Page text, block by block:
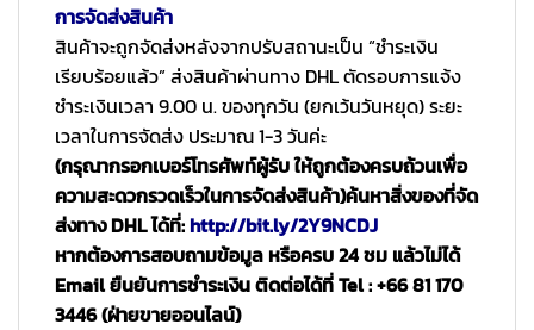
การจัดส่งสินค้า
สินค้าจะถูกจัดส่งหลังจากปรับสถานะเป็น “ชำระเงิน
เรียบร้อยแล้ว” ส่งสินค้าผ่านทาง DHL ตัดรอบการแจ้ง
ชำระเงินเวลา 9.00 น. ของทุกวัน (ยกเว้นวันหยุด) ระยะ
เวลาในการจัดส่ง ประมาณ 1-3 วันค่ะ
(กรุณากรอกเบอร์โทรศัพท์ผู้รับ ให้ถูกต้องครบถ้วนเพื่อ
ความสะดวกรวดเร็วในการจัดส่งสินค้า)ค้นหาสิ่งของที่จัด
ส่งทาง DHL ได้ที่:http://bit.ly/2Y9NCDJ
หากต้องการสอบถามข้อมูล หรือครบ 24 ชม แล้วไม่ได้
Email ยืนยันการชำระเงิน ติดต่อได้ที่ Tel : +66 81 170
3446 (ฝ่ายขายออนไลน์)